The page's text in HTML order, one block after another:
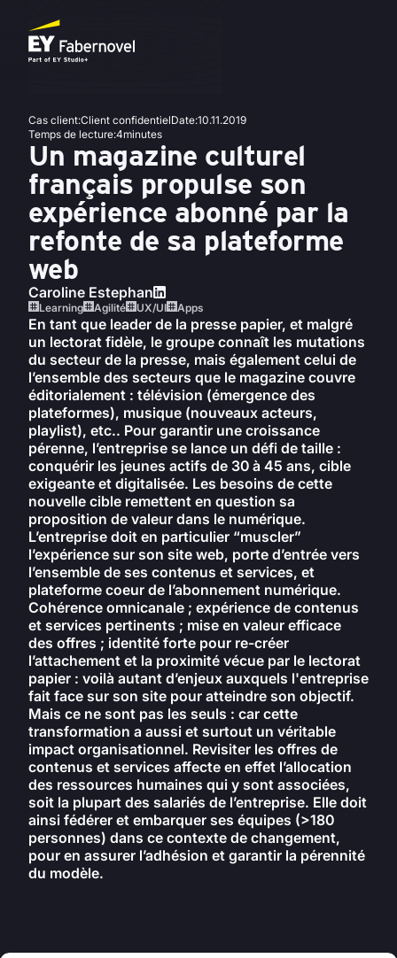
Cas client:Client confidentielDate:10.11.2019
Temps de lecture:4minutes
Un magazine culturel
français propulse son
expérience abonné par la
refonte de sa plateforme
web
Caroline Estephan
Learning Agilité UX/UI Apps
En tant que leader de la presse papier, et malgré
un lectorat fidèle, le groupe connaît les mutations
du secteur de la presse, mais également celui de
l’ensemble des secteurs que le magazine couvre
éditorialement : télévision (émergence des
plateformes), musique (nouveaux acteurs,
playlist), etc.. Pour garantir une croissance
pérenne, l’entreprise se lance un défi de taille :
conquérir les jeunes actifs de 30 à 45 ans, cible
exigeante et digitalisée. Les besoins de cette
nouvelle cible remettent en question sa
proposition de valeur dans le numérique.
L’entreprise doit en particulier “muscler”
l’expérience sur son site web, porte d’entrée vers
l’ensemble de ses contenus et services, et
plateforme coeur de l’abonnement numérique.
Cohérence omnicanale ; expérience de contenus
et services pertinents ; mise en valeur efficace
des offres ; identité forte pour re-créer
l’attachement et la proximité vécue par le lectorat
papier : voilà autant d’enjeux auxquels l'entreprise
fait face sur son site pour atteindre son objectif.
Mais ce ne sont pas les seuls : car cette
transformation a aussi et surtout un véritable
impact organisationnel. Revisiter les offres de
contenus et services affecte en effet l’allocation
des ressources humaines qui y sont associées,
soit la plupart des salariés de l’entreprise. Elle doit
ainsi fédérer et embarquer ses équipes (>180
personnes) dans ce contexte de changement,
pour en assurer l’adhésion et garantir la pérennité
du modèle.